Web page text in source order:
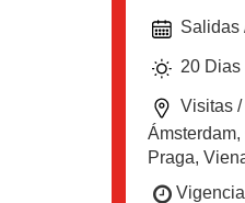
Salidas
20 Dias
Visitas
Praga,